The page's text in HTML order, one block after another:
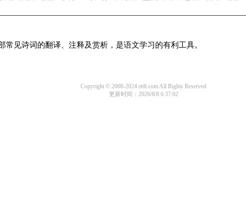
见诗词的翻译、注释及赏析，是语文学习的有利工具。
Copyright © 2008-2024 ettlt.com All Rights Reserved
更新时间：2026/8/8 6:37:02